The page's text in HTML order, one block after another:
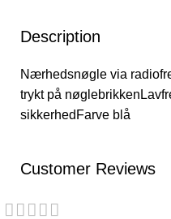
Description
Nærhedsnøgle via
trykt på
sikkerhedFarve blå
Customer Reviews